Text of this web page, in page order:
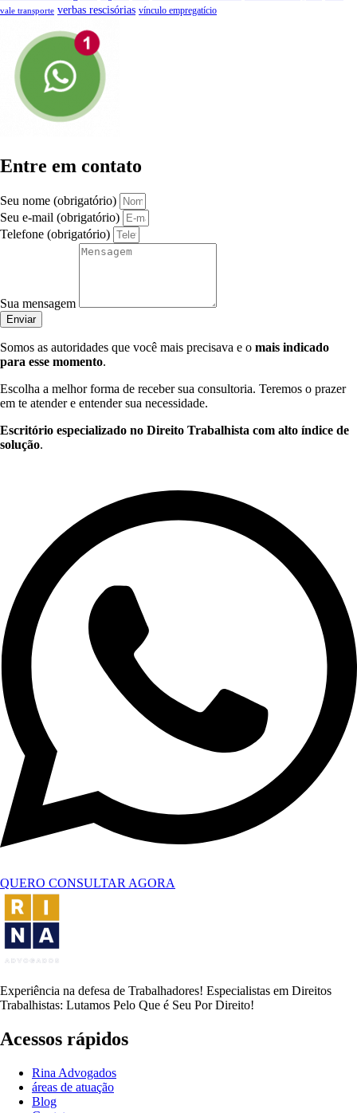
vale transporte verbas rescisórias vínculo empregatício
Entre em contato
Seu nome (obrigatório)
Seu e-mail (obrigatório)
Telefone (obrigatório)
Sua mensagem
Enviar
Somos as autoridades que você mais precisava e o mais indicado
para esse momento.
Escolha a melhor forma de receber sua consultoria. Teremos o prazer
em te atender e entender sua necessidade.
Escritório especializado no Direito Trabalhista com alto índice de
solução.
QUERO CONSULTAR AGORA
Experiência na defesa de Trabalhadores! Especialistas em Direitos
Trabalhistas: Lutamos Pelo Que é Seu Por Direito!
Acessos rápidos
Rina Advogados
áreas de atuação
Blog